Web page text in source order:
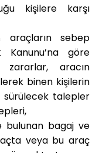
kişilere karşı
sebep
Kanunu’na göre
zararlar, aracın
binen kişilerin
sürülecek talepler
bulunan bagaj ve
veya bu araç